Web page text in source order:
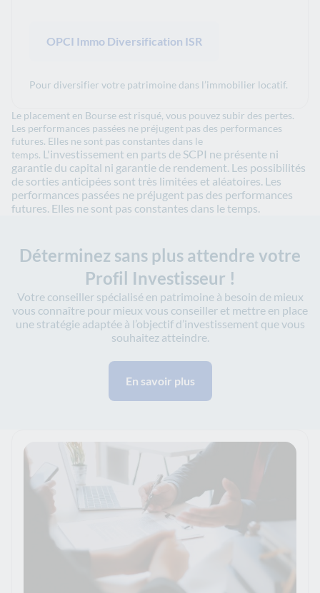
OPCI Immo Diversification ISR
Pour diversifier votre patrimoine dans l’immobilier locatif.
Le placement en Bourse est risqué, vous pouvez subir des pertes.
Les performances passées ne préjugent pas des performances
futures. Elles ne sont pas constantes dans le
temps. L'investissement en parts de SCPI ne présente ni
garantie du capital ni garantie de rendement. Les possibilités
de sorties anticipées sont très limitées et aléatoires. Les
performances passées ne préjugent pas des performances
futures. Elles ne sont pas constantes dans le temps.
Déterminez sans plus attendre votre
Profil Investisseur !
Votre conseiller spécialisé en patrimoine à besoin de mieux
vous connaître pour mieux vous conseiller et mettre en place
une stratégie adaptée à l’objectif d’investissement que vous
souhaitez atteindre.
En savoir plus